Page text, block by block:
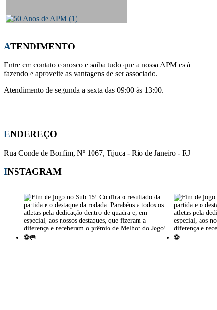
ATENDIMENTO
Entre em contato conosco e saiba tudo que a nossa APM está
fazendo e aproveite as vantagens de ser associado.
Atendimento de segunda a sexta das 09:00 às 13:00.
ENDEREÇO
Rua Conde de Bonfim, Nº 1067, Tijuca - Rio de Janeiro - RJ
INSTAGRAM